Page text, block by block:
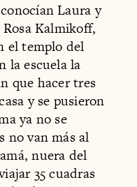
Laura y
Kalmikoff,
el templo del
la escuela la
que hacer tres
y se pusieron
ya no se
no van más al
nuera del
35 cuadras